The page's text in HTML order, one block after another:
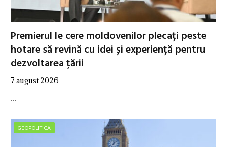
Premierul le cere moldovenilor plecați peste
hotare să revină cu idei și experiență pentru
dezvoltarea țării
7 august 2026
…
GEOPOLITICA